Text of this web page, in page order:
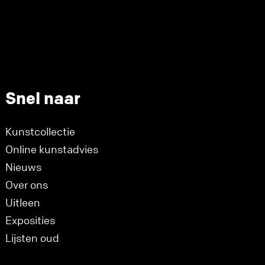
Snel naar
Kunstcollectie
Online kunstadvies
Nieuws
Over ons
Uitleen
Exposities
Lijsten oud